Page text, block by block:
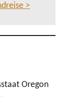
>
Oregon